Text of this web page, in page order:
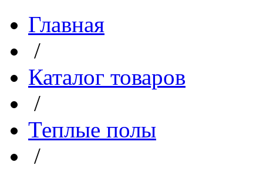
Главная
/
Каталог товаров
/
Теплые полы
/